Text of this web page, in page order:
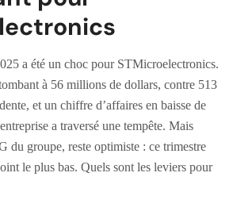
a été un choc pour STMicroelectronics.
à 56 millions de dollars, contre 513
et un chiffre d’affaires en baisse de
a traversé une tempête. Mais
du groupe, reste optimiste : ce trimestre
le plus bas. Quels sont les leviers pour